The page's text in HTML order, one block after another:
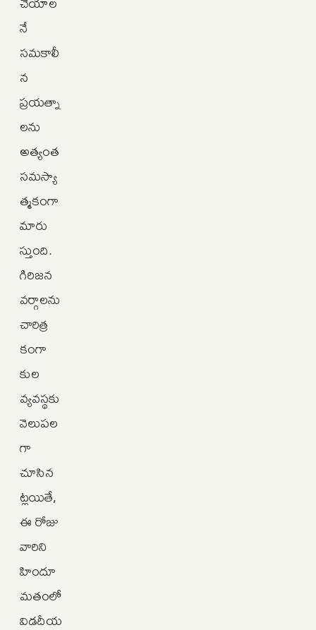
నే
సమకాలీ
న
ప్రయత్నా
లను
అత్యంత
సమస్యా
త్మకంగా
మారు
స్తుంది.
గిరిజన
వర్గాలను
చారిత్ర
కంగా
కుల
వ్యవస్థకు
వెలుపల
గా
చూసిన
ట్లయితే,
ఈ రోజు
వారిని
హిందూ
మతంలో
విడదీయ